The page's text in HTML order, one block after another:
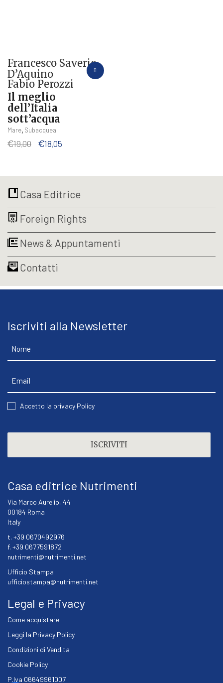
Francesco Saverio
D’Aquino
Fabio Perozzi
Il meglio
dell’Italia
sott’acqua
Mare, Subacquea
€19,00
Il
era:
€18,05
è:
Casa Editrice
Foreign Rights
News & Appuntamenti
Contatti
Iscriviti alla Newsletter
CONSENT
Accetto la privacy Policy
Casa editrice Nutrimenti
Via Marco Aurelio, 44
00184 Roma
Italy
t. +39 0670492976
f. +39 0677591872
nutrimenti@nutrimenti.net
Ufficio Stampa:
ufficiostampa@nutrimenti.net
Legal e Privacy
Come acquistare
Leggi la Privacy Policy
Condizioni di Vendita
Cookie Policy
P.Iva 06649961007